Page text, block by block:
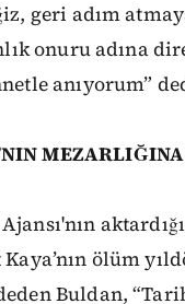
geri adım
onuru adına
anıyorum”
ölüm
Buldan, “Tarih